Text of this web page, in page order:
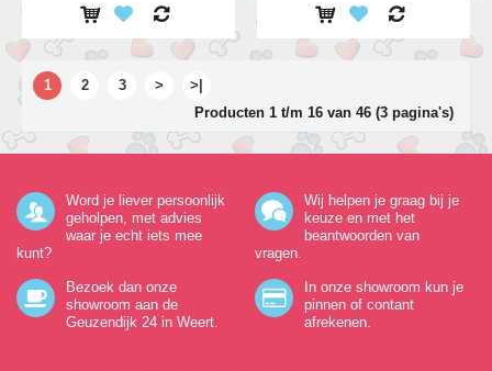
1 2 3 >
>|
Producten 1 t/m 16 van 46 (3 pagina's)
Word je liever persoonlijk
geholpen, met advies
waar je echt iets mee
kunt?
Wij helpen je graag bij je
keuze en met het
beantwoorden van
vragen.
Bezoek dan onze
showroom aan de
Geuzendijk 24 in Weert.
In onze showroom kun je
pinnen of contant
afrekenen.